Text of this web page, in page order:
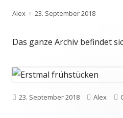
Autor
Alex
Veröffentlicht
23. September 2018
Das ganze Archiv befindet
Veröffentlicht
23. September 2018 Autor
Alex